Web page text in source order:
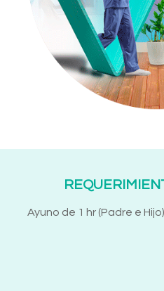
Ayuno de 1 hr (Padre e Hijo)